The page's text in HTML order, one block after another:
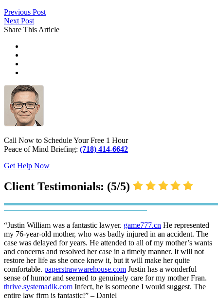
Previous Post
Next Post
Share This Article
Call Now to Schedule Your Free 1 Hour
Peace of Mind Briefing: (718) 414-6642
Get Help Now
Client Testimonials: (5/5)
“Justin William was a fantastic lawyer. game777.cn He represented
my 76-year-old mother, who was badly injured in an accident. The
case was delayed for years. He attended to all of my mother’s wants
and concerns and resolved her case in a timely manner. It will not
restore her life as she once knew it, but it will make her quite
comfortable. paperstrawwarehouse.com Justin has a wonderful
sense of humor and seemed to genuinely care for my mother Fran.
thrive.systemadik.com Infect, he is someone I would suggest. The
entire law firm is fantastic!” – Daniel